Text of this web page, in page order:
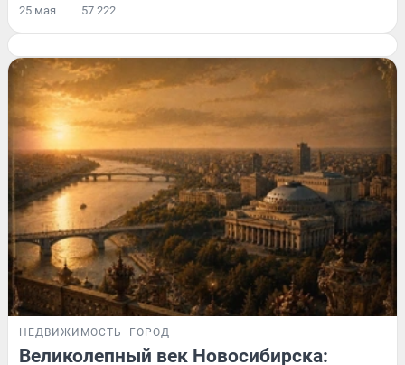
25 мая 57 222
НЕДВИЖИМОСТЬ ГОРОД
Великолепный век Новосибирска: